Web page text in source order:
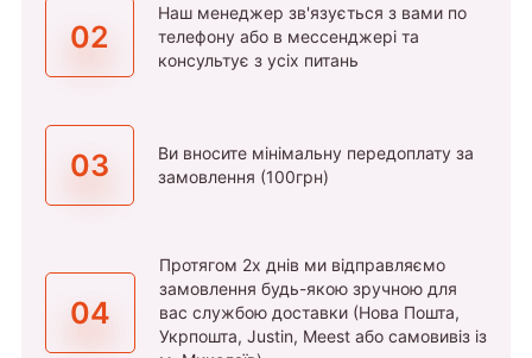
02
Наш менеджер зв'язується з вами по
телефону або в мессенджері та
консультує з усіх питань
03
Ви вносите мінімальну передоплату за
замовлення (100грн)
04
Протягом 2х днів ми відправляємо
замовлення будь-якою зручною для
вас службою доставки (Нова Пошта,
Укрпошта, Justin, Meest або самовивіз із